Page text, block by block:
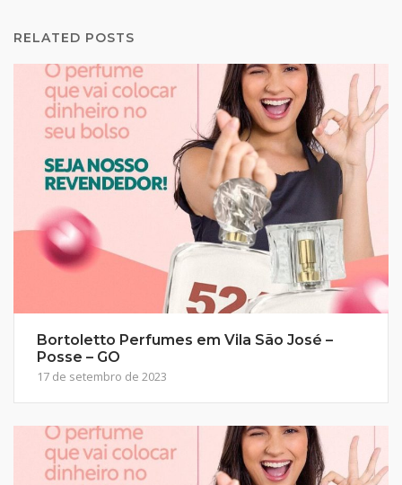
RELATED POSTS
Bortoletto Perfumes em Vila São José –
Posse – GO
17 de setembro de 2023